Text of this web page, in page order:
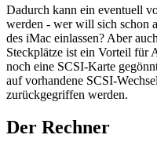
Dadurch kann ein eventuell
werden - wer will sich schon
des iMac einlassen? Aber
Steckplätze ist ein Vorteil für
noch eine SCSI-Karte
auf vorhandene SCSI-
zurückgegriffen werden.
Der Rechner